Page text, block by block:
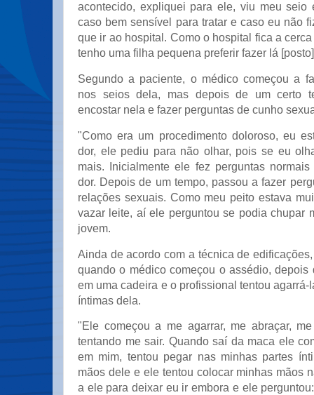
acontecido, expliquei para ele, viu meu seio
caso bem sensível para tratar e caso eu não
que ir ao hospital. Como o hospital fica a
tenho uma filha pequena preferir fazer lá
Segundo a paciente, o médico começou a
nos seios dela, mas depois de um certo
encostar nela e fazer perguntas de cunho
"Como era um procedimento doloroso, eu
dor, ele pediu para não olhar, pois se eu
mais. Inicialmente ele fez perguntas
dor. Depois de um tempo, passou a fazer
relações sexuais. Como meu peito estava
vazar leite, aí ele perguntou se podia chupar
jovem.
Ainda de acordo com a técnica de
quando o médico começou o assédio, depois
em uma cadeira e o profissional tentou agarrá-
íntimas dela.
"Ele começou a me agarrar, me abraçar,
tentando me sair. Quando saí da maca ele
em mim, tentou pegar nas minhas partes
mãos dele e ele tentou colocar minhas mãos
a ele para deixar eu ir embora e ele